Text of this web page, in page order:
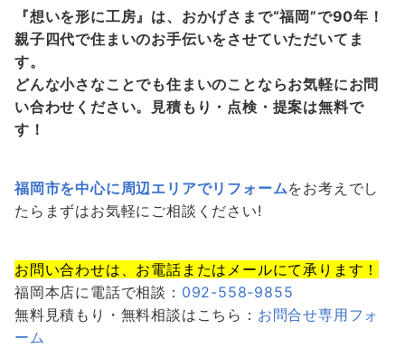
『想いを形に工房』は、おかげさまで“福岡”で90年！
親子四代で住まいのお手伝いをさせていただいてま
す。
どんな小さなことでも住まいのことならお気軽にお問
い合わせください。見積もり・点検・提案は無料で
す！
福岡市を中心に周辺エリアでリフォームをお考えでし
たらまずはお気軽にご相談ください!
お問い合わせは、お電話またはメールにて承ります！
福岡本店に電話で相談： 092-558-9855
無料見積もり・無料相談はこちら： お問合せ専用フォ
ーム